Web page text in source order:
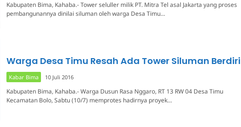
Kabupaten Bima, Kahaba.- Tower seluller milik PT. Mitra Tel asal Jakarta yang proses
pembangunannya dinilai siluman oleh warga Desa Timu…
Warga Desa Timu Resah Ada Tower Siluman Berdiri
Kabar Bima 10 Juli 2016
Kabupaten Bima, Kahaba.- Warga Dusun Rasa Nggaro, RT 13 RW 04 Desa Timu
Kecamatan Bolo, Sabtu (10/7) memprotes hadirnya proyek…